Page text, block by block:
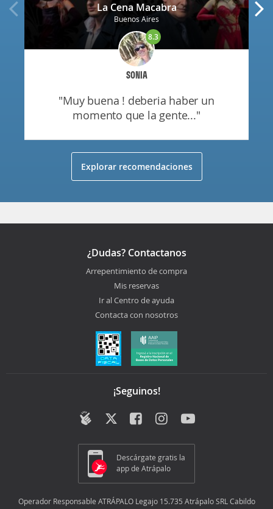
La Cena Macabra
Buenos Aires
SONIA
8.3
"muy buena ! deberia haber un
momento que la gente..."
Explorar recomendaciones
¿Dudas? Contactanos
Arrepentimiento de compra
Mis reservas
Ir al Centro de ayuda
Contacta con nosotros
¡Seguinos!
Descárgate gratis la
app de Atrápalo
Operador Responsable ATRÁPALO Legajo 15.735 Atrápalo SRL Cabildo